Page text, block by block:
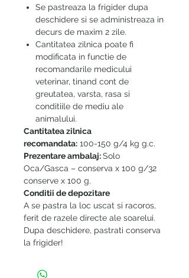
Se pastreaza la frigider dupa
deschidere si se administreaza in
decurs de maxim 2 zile.
Cantitatea zilnica poate fi
modificata in functie de
recomandarile medicului
veterinar, tinand cont de
greutatea, varsta, rasa si
conditiile de mediu ale
animalului.
Cantitatea zilnica
recomandata: 100-150 g/4 kg g.c.
Prezentare ambalaj:Solo
Oca/Gasca – conserva x 100 g/32
conserve x 100 g.
Conditii de depozitare
A se pastra la loc uscat si racoros,
ferit de razele directe ale soarelui.
Dupa deschidere, pastrati conserva
la frigider!